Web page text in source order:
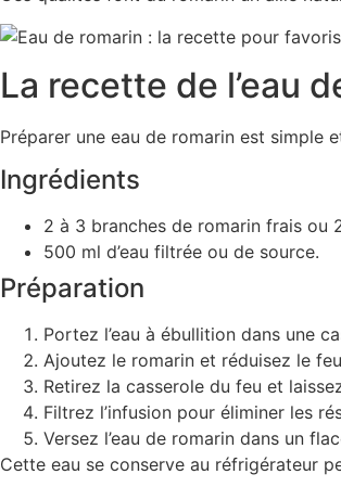
La recette de l’eau
Préparer une eau de romarin est simple
Ingrédients
2 à 3 branches de romarin frais ou
500 ml d’eau filtrée ou de source.
Préparation
Portez l’eau à ébullition dans une
Ajoutez le romarin et réduisez le
Retirez la casserole du feu et
Filtrez l’infusion pour éliminer les
Versez l’eau de romarin dans un
Cette eau se conserve au réfrigérateur